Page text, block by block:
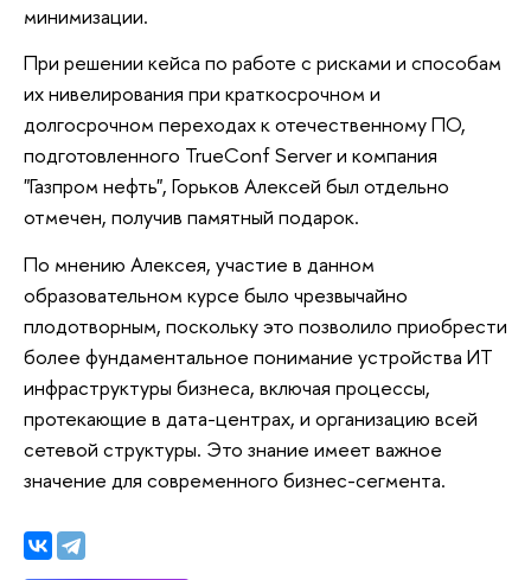
минимизации.
При решении кейса по работе с рисками и способам
их нивелирования при краткосрочном и
долгосрочном переходах к отечественному ПО,
подготовленного TrueConf Server и компания
"Газпром нефть", Горьков Алексей был отдельно
отмечен, получив памятный подарок.
По мнению Алексея, участие в данном
образовательном курсе было чрезвычайно
плодотворным, поскольку это позволило приобрести
более фундаментальное понимание устройства ИТ
инфраструктуры бизнеса, включая процессы,
протекающие в дата-центрах, и организацию всей
сетевой структуры. Это знание имеет важное
значение для современного бизнес-сегмента.